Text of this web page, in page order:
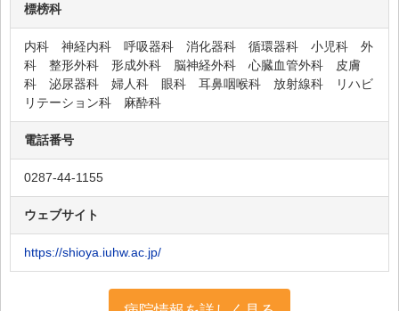
標榜科
内科 神経内科 呼吸器科 消化器科 循環器科 小児科 外
科 整形外科 形成外科 脳神経外科 心臓血管外科 皮膚
科 泌尿器科 婦人科 眼科 耳鼻咽喉科 放射線科 リハビ
リテーション科 麻酔科
電話番号
0287-44-1155
ウェブサイト
https://shioya.iuhw.ac.jp/